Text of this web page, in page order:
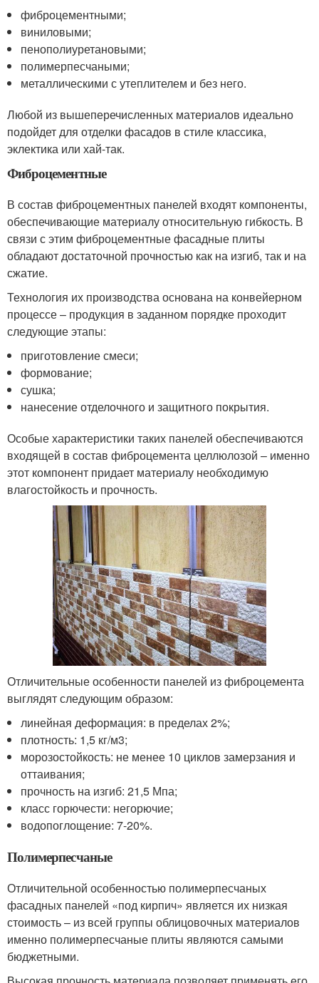
фиброцементными;
виниловыми;
пенополиуретановыми;
полимерпесчаными;
металлическими с утеплителем и без него.
Любой из вышеперечисленных материалов идеально
подойдет для отделки фасадов в стиле классика,
эклектика или хай-так.
Фиброцементные
В состав фиброцементных панелей входят компоненты,
обеспечивающие материалу относительную гибкость. В
связи с этим фиброцементные фасадные плиты
обладают достаточной прочностью как на изгиб, так и на
сжатие.
Технология их производства основана на конвейерном
процессе – продукция в заданном порядке проходит
следующие этапы:
приготовление смеси;
формование;
сушка;
нанесение отделочного и защитного покрытия.
Особые характеристики таких панелей обеспечиваются
входящей в состав фиброцемента целлюлозой – именно
этот компонент придает материалу необходимую
влагостойкость и прочность.
Отличительные особенности панелей из фиброцемента
выглядят следующим образом:
линейная деформация: в пределах 2%;
плотность: 1,5 кг/м3;
морозостойкость: не менее 10 циклов замерзания и
оттаивания;
прочность на изгиб: 21,5 Мпа;
класс горючести: негорючие;
водопоглощение: 7-20%.
Полимерпесчаные
Отличительной особенностью полимерпесчаных
фасадных панелей «под кирпич» является их низкая
стоимость – из всей группы облицовочных материалов
именно полимерпесчаные плиты являются самыми
бюджетными.